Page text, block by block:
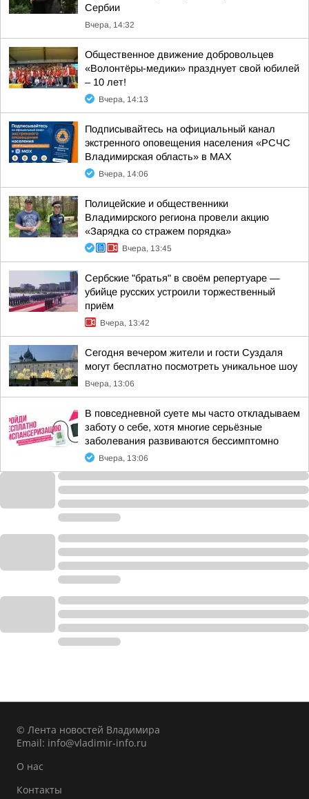
Сербии
Вчера, 14:32
Общественное движение добровольцев
«Волонтёры-медики» празднует свой юбилей
– 10 лет!
Вчера, 14:13
Подписывайтесь на официальный канал
экстренного оповещения населения «РСЧС
Владимирская область» в МАХ
Вчера, 14:06
Полицейские и общественники
Владимирского региона провели акцию
«Зарядка со стражем порядка»
Вчера, 13:45
Сербские "братья" в своём репертуаре —
убийце русских устроили торжественный
приём
Вчера, 13:42
Сегодня вечером жители и гости Суздаля
могут бесплатно посмотреть уникальное шоу
Вчера, 13:06
В повседневной суете мы часто откладываем
заботу о себе, хотя многие серьёзные
заболевания развиваются бессимптомно
Вчера, 13:06
© Лента новостей Владимира
Email: info@vladimir-info.ru
О нас
Контакты